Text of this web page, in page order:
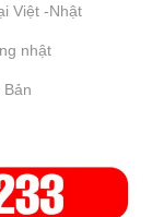
Việt -Nhật
nhật
Bản